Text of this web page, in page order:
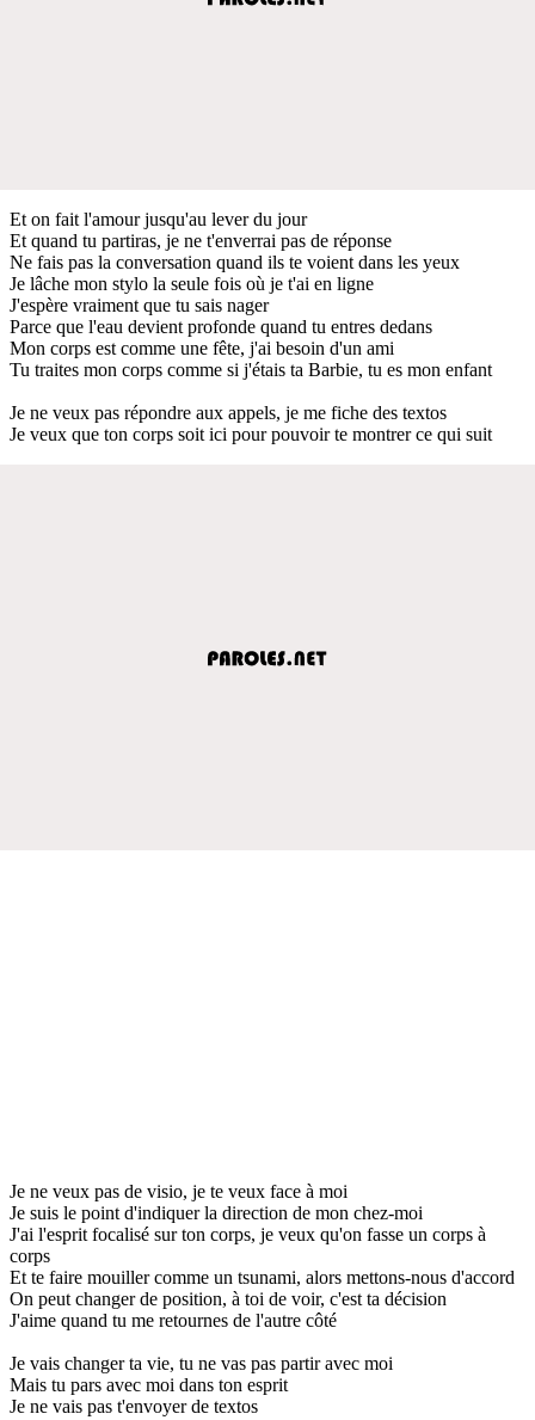
Et on fait l'amour jusqu'au lever du jour
Et quand tu partiras, je ne t'enverrai pas de réponse
Ne fais pas la conversation quand ils te voient dans les yeux
Je lâche mon stylo la seule fois où je t'ai en ligne
J'espère vraiment que tu sais nager
Parce que l'eau devient profonde quand tu entres dedans
Mon corps est comme une fête, j'ai besoin d'un ami
Tu traites mon corps comme si j'étais ta Barbie, tu es mon enfant
Je ne veux pas répondre aux appels, je me fiche des textos
Je veux que ton corps soit ici pour pouvoir te montrer ce qui suit
Je ne veux pas de visio, je te veux face à moi
Je suis le point d'indiquer la direction de mon chez-moi
J'ai l'esprit focalisé sur ton corps, je veux qu'on fasse un corps à
corps
Et te faire mouiller comme un tsunami, alors mettons-nous d'accord
On peut changer de position, à toi de voir, c'est ta décision
J'aime quand tu me retournes de l'autre côté
Je vais changer ta vie, tu ne vas pas partir avec moi
Mais tu pars avec moi dans ton esprit
Je ne vais pas t'envoyer de textos